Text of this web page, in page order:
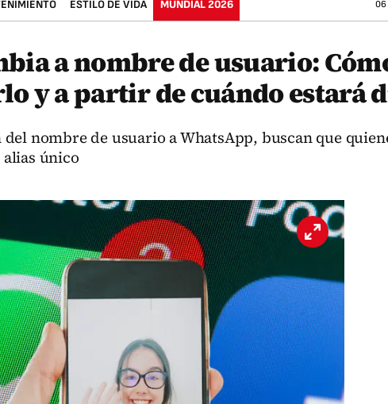
ESTILO DE VIDA MUNDIAL 2026 06
a nombre de usuario:
y a partir de cuándo estará
nombre de usuario a WhatsApp, buscan que
único